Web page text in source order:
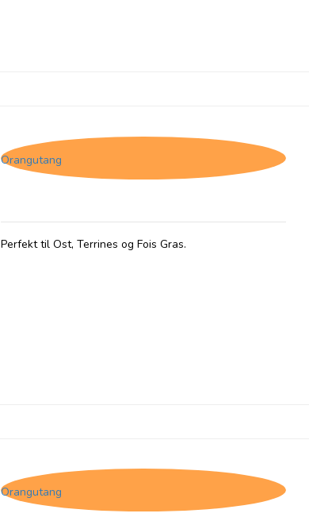
Orangutang
Perfekt til Ost, Terrines og Fois Gras.
Orangutang